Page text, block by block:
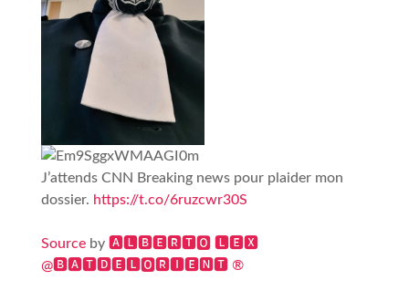
J’attends CNN Breaking news pour plaider mon
dossier. https://t.co/6ruzcwr30S
Sourceby 🅰🅻🅱🅴🆁🆃🅾 🅻🅴🆇
@🅱🅰🆃🅳🅴🅻🅾🆁🅸🅴🅽🆃 ®